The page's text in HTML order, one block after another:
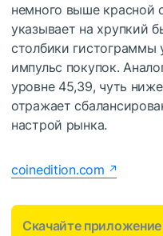
немного выше красной
указывает на хрупкий
столбики гистограммы
импульс покупок.
уровне 45,39, чуть
отражает
настрой рынка.
coinedition.com
Скачайте приложение